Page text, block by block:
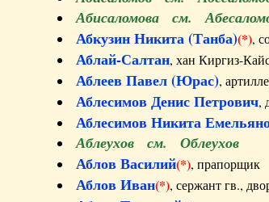
Абисаломова см.
Абкузин Никита (Танба)(*),
Аблай-Салтан, хан Киргиз-
Аблеев Павел (Юрас),
Аблесимов Денис Петрович,
Аблесимов Никита
Аблеухов см. Облеухов
Аблов Василий(*),
Аблов Иван(*), сержант гв.,